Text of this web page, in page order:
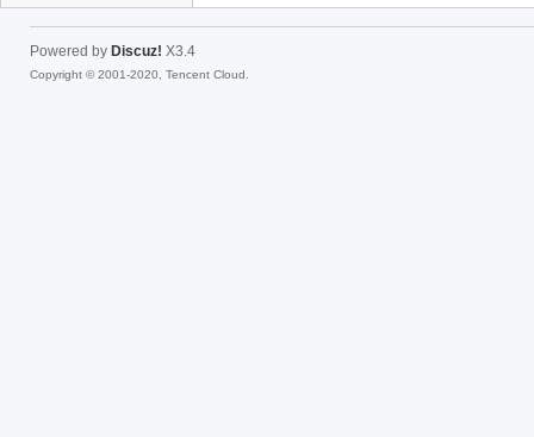
Powered by Discuz! X3.4
Copyright © 2001-2020, Tencent Cloud.